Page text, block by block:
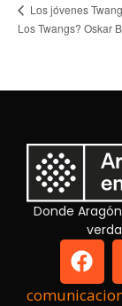
Los jóvenes
Los Twangs? Oskar
Donde